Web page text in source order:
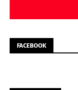
FACEBOOK